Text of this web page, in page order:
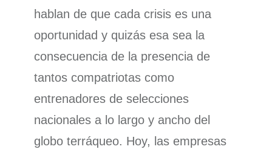
hablan de que cada crisis es una
oportunidad y quizás esa sea la
consecuencia de la presencia de
tantos compatriotas como
entrenadores de selecciones
nacionales a lo largo y ancho del
globo terráqueo. Hoy, las empresas